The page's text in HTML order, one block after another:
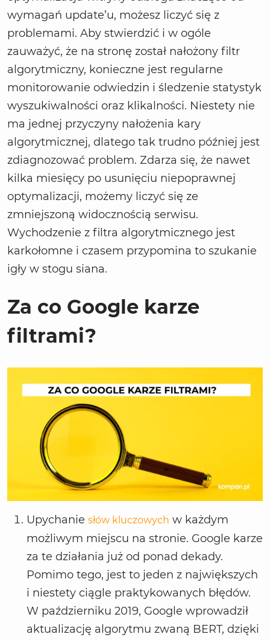
wymagań update’u, możesz liczyć się z
problemami. Aby stwierdzić i w ogóle
zauważyć, że na stronę został nałożony filtr
algorytmiczny, konieczne jest regularne
monitorowanie odwiedzin i śledzenie statystyk
wyszukiwalności oraz klikalności. Niestety nie
ma jednej przyczyny nałożenia kary
algorytmicznej, dlatego tak trudno później jest
zdiagnozować problem. Zdarza się, że nawet
kilka miesięcy po usunięciu niepoprawnej
optymalizacji, możemy liczyć się ze
zmniejszoną widocznością serwisu.
Wychodzenie z filtra algorytmicznego jest
karkołomne i czasem przypomina to szukanie
igły w stogu siana.
Za co Google karze
filtrami?
Upychanie słów kluczowych w każdym
możliwym miejscu na stronie. Google karze
za te działania już od ponad dekady.
Pomimo tego, jest to jeden z największych
i niestety ciągle praktykowanych błędów.
W październiku 2019, Google wprowadził
aktualizację algorytmu zwaną BERT, dzięki